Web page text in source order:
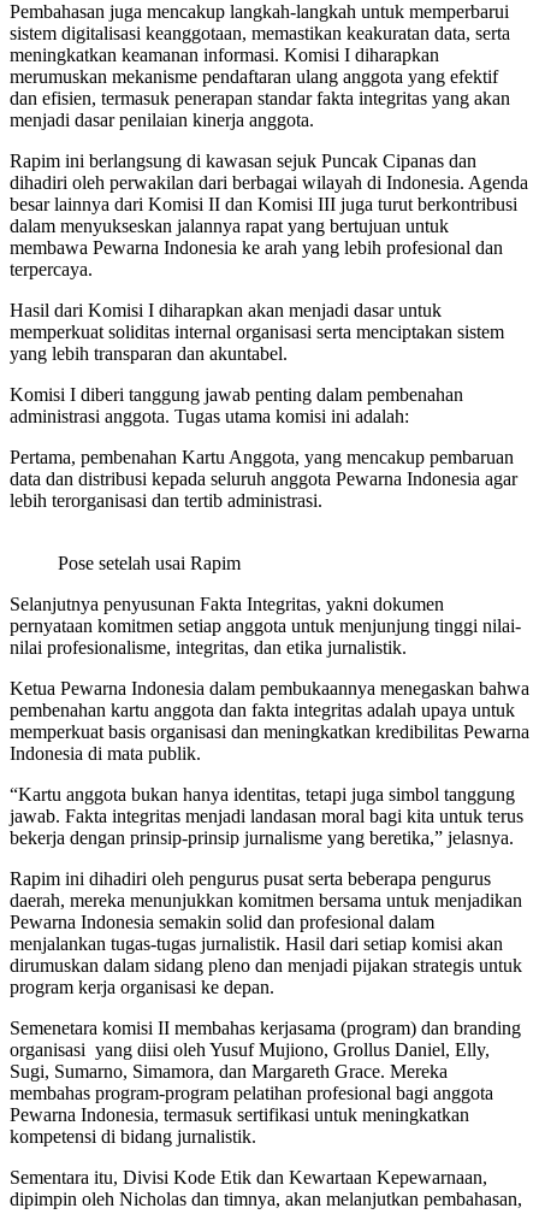
Pembahasan juga mencakup langkah-langkah untuk memperbarui
sistem digitalisasi keanggotaan, memastikan keakuratan data, serta
meningkatkan keamanan informasi. Komisi I diharapkan
merumuskan mekanisme pendaftaran ulang anggota yang efektif
dan efisien, termasuk penerapan standar fakta integritas yang akan
menjadi dasar penilaian kinerja anggota.
Rapim ini berlangsung di kawasan sejuk Puncak Cipanas dan
dihadiri oleh perwakilan dari berbagai wilayah di Indonesia. Agenda
besar lainnya dari Komisi II dan Komisi III juga turut berkontribusi
dalam menyukseskan jalannya rapat yang bertujuan untuk
membawa Pewarna Indonesia ke arah yang lebih profesional dan
terpercaya.
Hasil dari Komisi I diharapkan akan menjadi dasar untuk
memperkuat soliditas internal organisasi serta menciptakan sistem
yang lebih transparan dan akuntabel.
Komisi I diberi tanggung jawab penting dalam pembenahan
administrasi anggota. Tugas utama komisi ini adalah:
Pertama, pembenahan Kartu Anggota, yang mencakup pembaruan
data dan distribusi kepada seluruh anggota Pewarna Indonesia agar
lebih terorganisasi dan tertib administrasi.
Pose setelah usai Rapim
Selanjutnya penyusunan Fakta Integritas, yakni dokumen
pernyataan komitmen setiap anggota untuk menjunjung tinggi nilai-
nilai profesionalisme, integritas, dan etika jurnalistik.
Ketua Pewarna Indonesia dalam pembukaannya menegaskan bahwa
pembenahan kartu anggota dan fakta integritas adalah upaya untuk
memperkuat basis organisasi dan meningkatkan kredibilitas Pewarna
Indonesia di mata publik.
“Kartu anggota bukan hanya identitas, tetapi juga simbol tanggung
jawab. Fakta integritas menjadi landasan moral bagi kita untuk terus
bekerja dengan prinsip-prinsip jurnalisme yang beretika,” jelasnya.
Rapim ini dihadiri oleh pengurus pusat serta beberapa pengurus
daerah, mereka menunjukkan komitmen bersama untuk menjadikan
Pewarna Indonesia semakin solid dan profesional dalam
menjalankan tugas-tugas jurnalistik. Hasil dari setiap komisi akan
dirumuskan dalam sidang pleno dan menjadi pijakan strategis untuk
program kerja organisasi ke depan.
Semenetara komisi II membahas kerjasama (program) dan branding
organisasi yang diisi oleh Yusuf Mujiono, Grollus Daniel, Elly,
Sugi, Sumarno, Simamora, dan Margareth Grace. Mereka
membahas program-program pelatihan profesional bagi anggota
Pewarna Indonesia, termasuk sertifikasi untuk meningkatkan
kompetensi di bidang jurnalistik.
Sementara itu, Divisi Kode Etik dan Kewartaan Kepewarnaan,
dipimpin oleh Nicholas dan timnya, akan melanjutkan pembahasan,